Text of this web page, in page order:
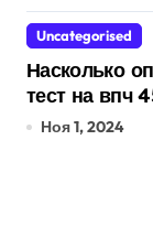
Uncategorised
Насколько
тест на впч
Ноя 1, 2024